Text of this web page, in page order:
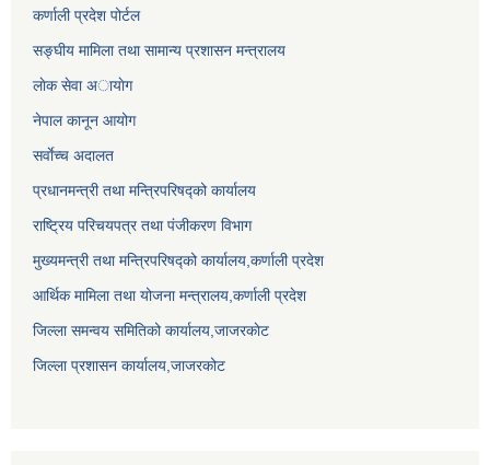
कर्णाली प्रदेश पोर्टल
सङ्घीय मामिला तथा सामान्य प्रशासन मन्त्रालय
लाेक सेवा अायाेग
नेपाल कानून आयोग
सर्वाेच्च अदालत
प्रधानमन्त्री तथा मन्त्रिपरिषद्को कार्यालय
राष्ट्रिय परिचयपत्र तथा पंजीकरण विभाग
मुख्यमन्त्री तथा मन्त्रिपरिषद्को कार्यालय,कर्णाली प्रदेश
आर्थिक मामिला तथा योजना मन्त्रालय,कर्णाली प्रदेश
जिल्ला समन्वय समितिको कार्यालय,जाजरकाेट
जिल्ला प्रशासन कार्यालय,जाजरकोट